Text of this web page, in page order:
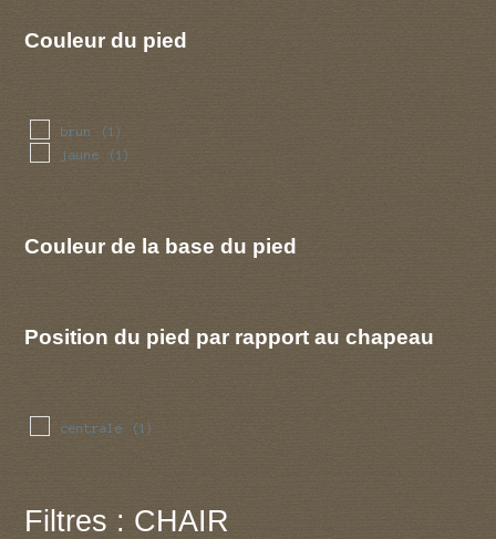
Couleur du pied
brun (1)
jaune (1)
Couleur de la base du pied
Position du pied par rapport au chapeau
centrale (1)
Filtres : CHAIR